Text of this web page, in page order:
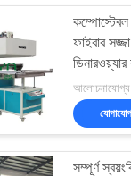
ফাইবার
ডিনারওয়্যার
আলোচনাযোগ্য
যোগাযোগ
সম্পূর্ণ